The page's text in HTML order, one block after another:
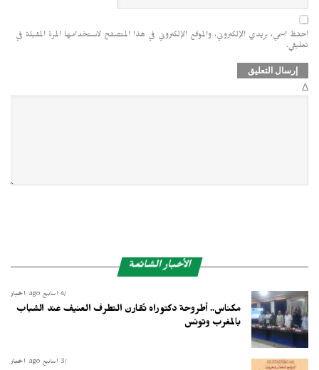
احفظ اسمي، بريدي الإلكتروني، والموقع الإلكتروني في هذا المتصفح لاستخدامها المرة المقبلة في
تعليقي.
Δ
الأخبار الشائعة
أخبار 4 أسابيع ago
مكناس.. أطروحة دكتوراه تُقارن التطرف العنيف عند الشباب
بالمغرب وتونس
أخبار 3 أسابيع ago